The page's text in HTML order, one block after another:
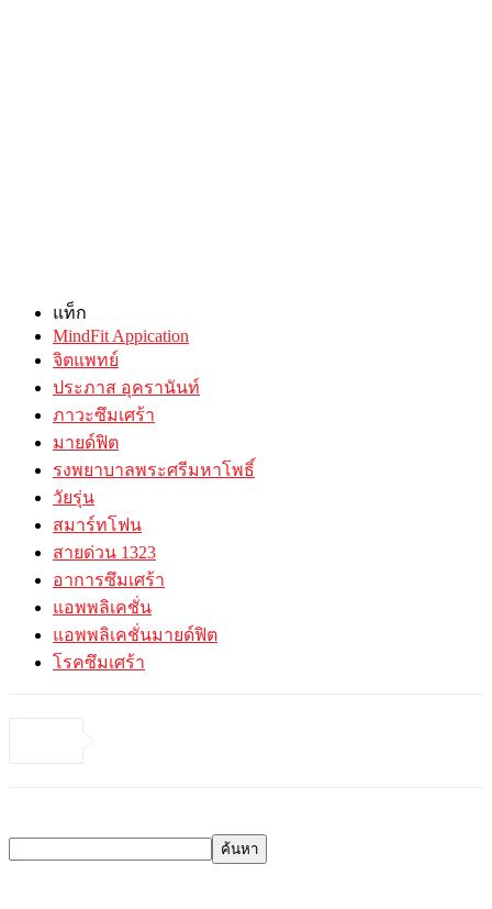
แท็ก
MindFit Appication
จิตแพทย์
ประภาส อุครานันท์
ภาวะซึมเศร้า
มายด์ฟิต
รงพยาบาลพระศรีมหาโพธิ์
วัยรุ่น
สมาร์ทโฟน
สายด่วน 1323
อาการซึมเศร้า
แอพพลิเคชั่น
แอพพลิเคชั่นมายด์ฟิต
โรคซึมเศร้า